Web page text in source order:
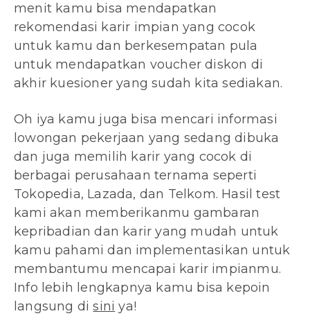
menit kamu bisa mendapatkan
rekomendasi karir impian yang cocok
untuk kamu dan berkesempatan pula
untuk mendapatkan voucher diskon di
akhir kuesioner yang sudah kita sediakan.
Oh iya kamu juga bisa mencari informasi
lowongan pekerjaan yang sedang dibuka
dan juga memilih karir yang cocok di
berbagai perusahaan ternama seperti
Tokopedia, Lazada, dan Telkom. Hasil test
kami akan memberikanmu gambaran
kepribadian dan karir yang mudah untuk
kamu pahami dan implementasikan untuk
membantumu mencapai karir impianmu.
Info lebih lengkapnya kamu bisa kepoin
langsung disini ya!